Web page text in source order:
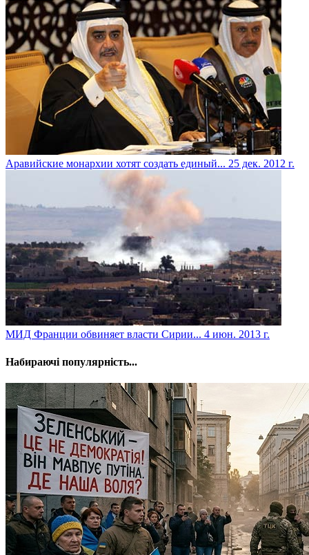
Аравийские монархии хотят создать единый... 25 дек. 2012 г.
МИД Франции обвиняет власти Сирии... 4 июн. 2013 г.
Набираючі популярність...